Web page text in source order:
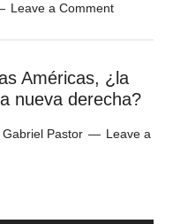
Leave a Comment
Américas, ¿la
nueva derecha?
Gabriel Pastor
Leave a